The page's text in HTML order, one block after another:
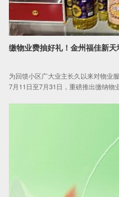
缴物业费抽好礼！金州福佳新
为回馈小区广大业主长久以来对物业
7月11日至7月31日，重磅推出缴纳物